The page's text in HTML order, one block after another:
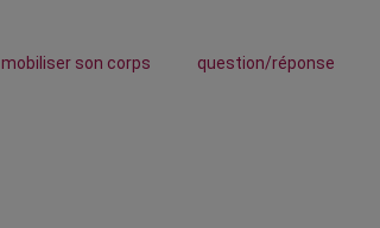
mobiliser son corps question/réponse